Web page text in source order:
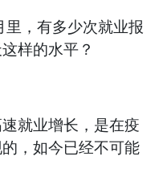
，有多少次就业报
样的水平？
就业增长，是在疫
，如今已经不可能